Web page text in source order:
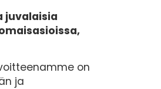
juvalaisia
on
ja